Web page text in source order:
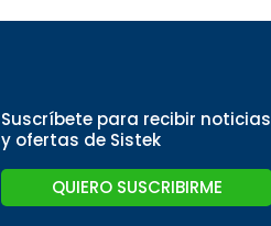
Suscríbete para recibir noticias
y ofertas de Sistek
QUIERO SUSCRIBIRME